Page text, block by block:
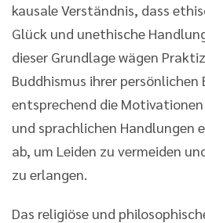
kausale Verständnis, dass
Glück und unethische
dieser Grundlage wägen
Buddhismus ihrer persönlichen
entsprechend die
und sprachlichen Handlungen
ab, um Leiden zu vermeiden
zu erlangen.
Das religiöse und